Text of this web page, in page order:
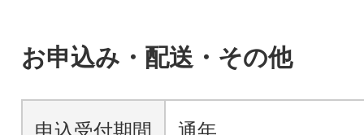
お申込み・配送・その他
申込受付期間 通年